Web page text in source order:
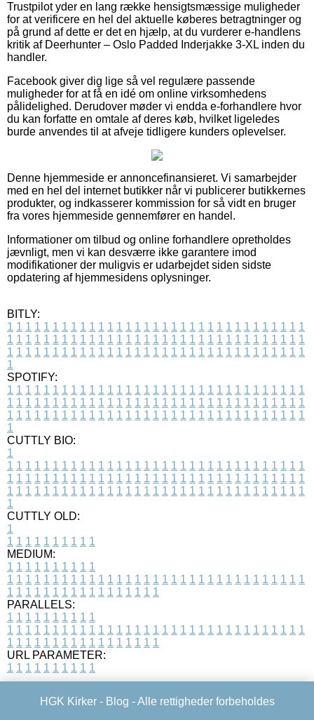
Trustpilot yder en lang række hensigtsmæssige muligheder
for at verificere en hel del aktuelle køberes betragtninger og
på grund af dette er det en hjælp, at du vurderer e-handlens
kritik af Deerhunter – Oslo Padded Inderjakke 3-XL inden du
handler.
Facebook giver dig lige så vel regulære passende
muligheder for at få en idé om online virksomhedens
pålidelighed. Derudover møder vi endda e-forhandlere hvor
du kan forfatte en omtale af deres køb, hvilket ligeledes
burde anvendes til at afveje tidligere kunders oplevelser.
Denne hjemmeside er annoncefinansieret. Vi samarbejder
med en hel del internet butikker når vi publicerer butikkernes
produkter, og indkasserer kommission for så vidt en bruger
fra vores hjemmeside gennemfører en handel.
Informationer om tilbud og online forhandlere opretholdes
jævnligt, men vi kan desværre ikke garantere imod
modifikationer der muligvis er udarbejdet siden sidste
opdatering af hjemmesidens oplysninger.
BITLY:
1 1 1 1 1 1 1 1 1 1 1 1 1 1 1 1 1 1 1 1 1 1 1 1 1 1 1 1 1 1 1 1 1
1 1 1 1 1 1 1 1 1 1 1 1 1 1 1 1 1 1 1 1 1 1 1 1 1 1 1 1 1 1 1 1 1
1 1 1 1 1 1 1 1 1 1 1 1 1 1 1 1 1 1 1 1 1 1 1 1 1 1 1 1 1 1 1 1 1
1
SPOTIFY:
1 1 1 1 1 1 1 1 1 1 1 1 1 1 1 1 1 1 1 1 1 1 1 1 1 1 1 1 1 1 1 1 1
1 1 1 1 1 1 1 1 1 1 1 1 1 1 1 1 1 1 1 1 1 1 1 1 1 1 1 1 1 1 1 1 1
1 1 1 1 1 1 1 1 1 1 1 1 1 1 1 1 1 1 1 1 1 1 1 1 1 1 1 1 1 1 1 1 1
1
CUTTLY BIO:
1
1 1 1 1 1 1 1 1 1 1 1 1 1 1 1 1 1 1 1 1 1 1 1 1 1 1 1 1 1 1 1 1 1
1 1 1 1 1 1 1 1 1 1 1 1 1 1 1 1 1 1 1 1 1 1 1 1 1 1 1 1 1 1 1 1 1
1 1 1 1 1 1 1 1 1 1 1 1 1 1 1 1 1 1 1 1 1 1 1 1 1 1 1 1 1 1 1 1 1
1
CUTTLY OLD:
1
1 1 1 1 1 1 1 1 1 1
MEDIUM:
1 1 1 1 1 1 1 1 1 1
1 1 1 1 1 1 1 1 1 1 1 1 1 1 1 1 1 1 1 1 1 1 1 1 1 1 1 1 1 1 1 1 1
1 1 1 1 1 1 1 1 1 1 1 1 1 1 1 1 1
PARALLELS:
1 1 1 1 1 1 1 1 1 1
1 1 1 1 1 1 1 1 1 1 1 1 1 1 1 1 1 1 1 1 1 1 1 1 1 1 1 1 1 1 1 1 1
1 1 1 1 1 1 1 1 1 1 1 1 1 1 1 1 1
URL PARAMETER:
1 1 1 1 1 1 1 1 1 1
HGK Kirker - Blog - Alle rettigheder forbeholdes